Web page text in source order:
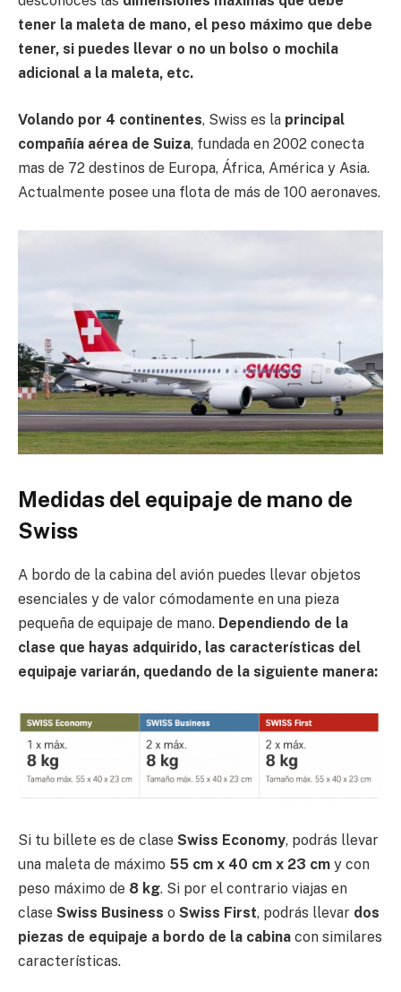
tener la maleta de mano, el peso máximo que debe
tener, si puedes llevar o no un bolso o mochila
adicional a la maleta, etc.
Volando por 4 continentes, Swiss es la principal
compañía aérea de Suiza, fundada en 2002 conecta
mas de 72 destinos de Europa, África, América y Asia.
Actualmente posee una flota de más de 100 aeronaves.
Medidas del equipaje de mano de
Swiss
A bordo de la cabina del avión puedes llevar objetos
esenciales y de valor cómodamente en una pieza
pequeña de equipaje de mano. Dependiendo de la
clase que hayas adquirido, las características del
equipaje variarán, quedando de la siguiente manera:
Si tu billete es de clase Swiss Economy, podrás llevar
una maleta de máximo 55 cm x 40 cm x 23 cm y con
peso máximo de 8 kg. Si por el contrario viajas en
clase Swiss Business o Swiss First, podrás llevar dos
piezas de equipaje a bordo de la cabina con similares
características.